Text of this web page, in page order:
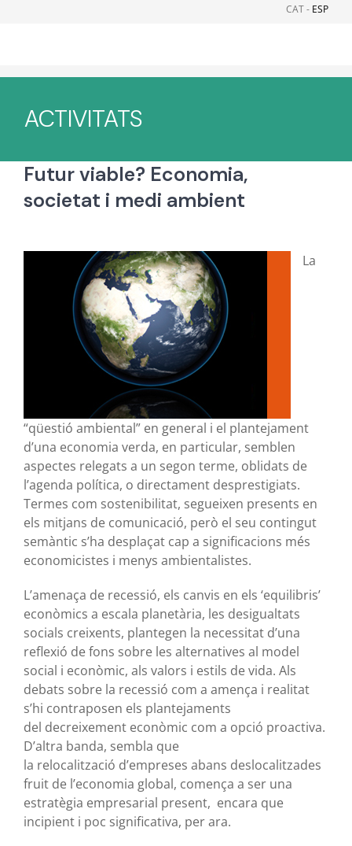
CAT - ESP
ACTIVITATS
Futur viable? Economia,
societat i medi ambient
La
“qüestió ambiental” en general i el plantejament
d’una economia verda, en particular, semblen
aspectes relegats a un segon terme, oblidats de
l’agenda política, o directament desprestigiats.
Termes com sostenibilitat, segueixen presents en
els mitjans de comunicació, però el seu contingut
semàntic s’ha desplaçat cap a significacions més
economicistes i menys ambientalistes.
L’amenaça de recessió, els canvis en els ‘equilibris’
econòmics a escala planetària, les desigualtats
socials creixents, plantegen la necessitat d’una
reflexió de fons sobre les alternatives al model
social i econòmic, als valors i estils de vida. Als
debats sobre la recessió com a amença i realitat
s’hi contraposen els plantejaments
del decreixement econòmic com a opció proactiva.
D’altra banda, sembla que
la relocalització d’empreses abans deslocalitzades
fruit de l’economia global, comença a ser una
estratègia empresarial present, encara que
incipient i poc significativa, per ara.